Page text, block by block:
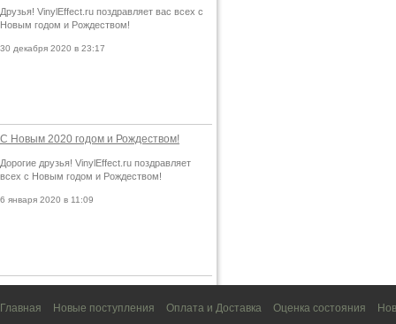
Друзья! VinylEffect.ru поздравляет вас всех с
Новым годом и Рождеством!
30 декабря 2020 в 23:17
С Новым 2020 годом и Рождеством!
Дорогие друзья! VinylEffect.ru поздравляет
всех с Новым годом и Рождеством!
6 января 2020 в 11:09
Главная Новые поступления Оплата и Доставка Оценка состояния